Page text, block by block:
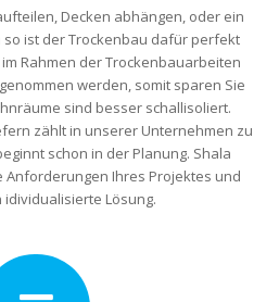
Decken abhängen, oder ein
ist der Trockenbau dafür perfekt
Rahmen der Trockenbauarbeiten
werden, somit sparen Sie
sind besser schallisoliert.
zählt in unserer Unternehmen zu
schon in der Planung. Shala
Ihres Projektes und
idividualisierte Lösung.